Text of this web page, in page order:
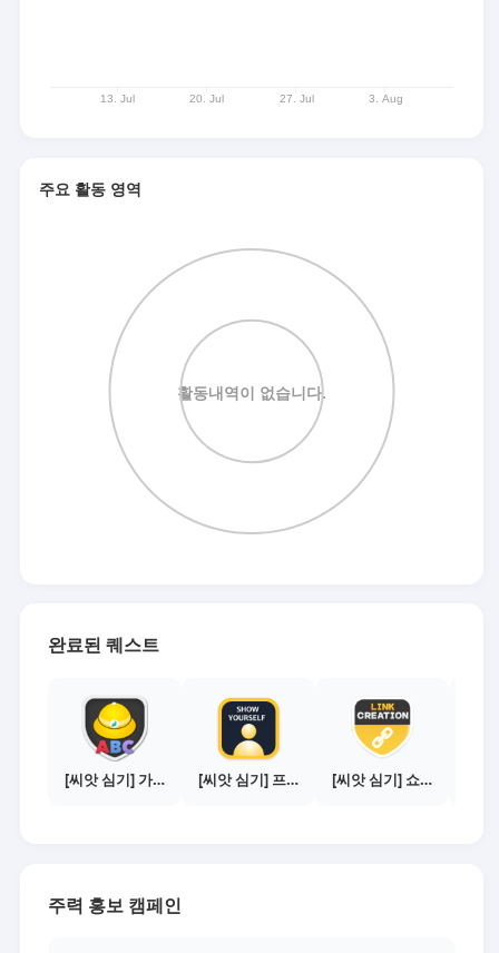
주요 활동 영역
완료된 퀘스트
[씨앗 심기] 가이드보기 - 매체별 활동 가이드 [씨앗 심기] 프로필 사진 등록하기 [씨앗 심기] 쇼핑몰 링크 발급하기 - 제휴몰 10곳
주력 홍보 캠페인